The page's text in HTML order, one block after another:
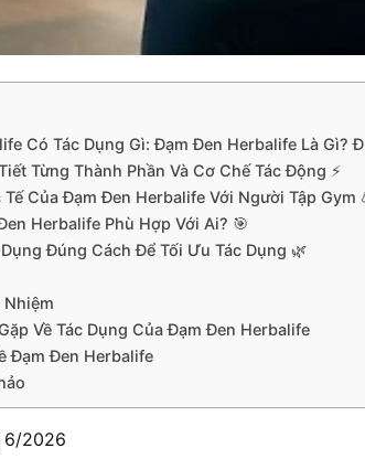
Có Tác Dụng Gì: Đạm Đen Herbalife Là Gì?
Từng Thành Phần Và Cơ Chế Tác Động ⚡
Tế Của Đạm Đen Herbalife Với Người Tập Gym
Herbalife Phù Hợp Với Ai? 🎯
Đúng Cách Để Tối Ưu Tác Dụng 🌿
Về Tác Dụng Của Đạm Đen Herbalife
Đạm Đen Herbalife
6/2026